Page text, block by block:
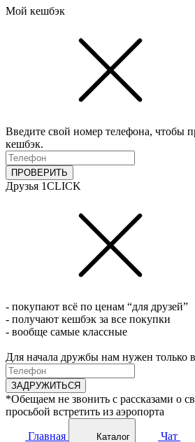
Мой кешбэк
Введите свой номер телефона, чтобы
кешбэк.
ПРОВЕРИТЬ
Друзья 1CLICK
- покупают всё по ценам “для друзей”
- получают кешбэк за все покупки
- вообще самые классные
Для начала дружбы нам нужен только
ЗАДРУЖИТЬСЯ
*Обещаем не звонить с рассказами о
просьбой встретить из аэропорта
Главная Каталог Чат